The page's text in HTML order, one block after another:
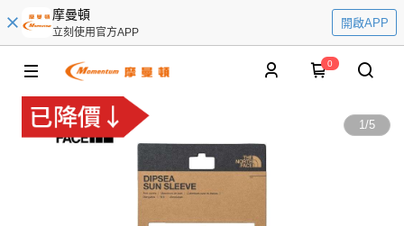
摩曼頓
立刻使用官方APP
開啟APP
0
1/5